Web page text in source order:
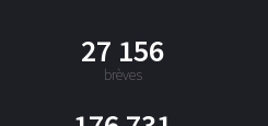
27 156
brèves